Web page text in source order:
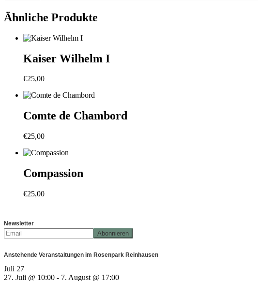
Ähnliche Produkte
Kaiser Wilhelm I
€25,00
Comte de Chambord
€25,00
Compassion
€25,00
Newsletter
Anstehende Veranstaltungen im Rosenpark Reinhausen
Juli 27
27. Juli @ 10:00 - 7. August @ 17:00